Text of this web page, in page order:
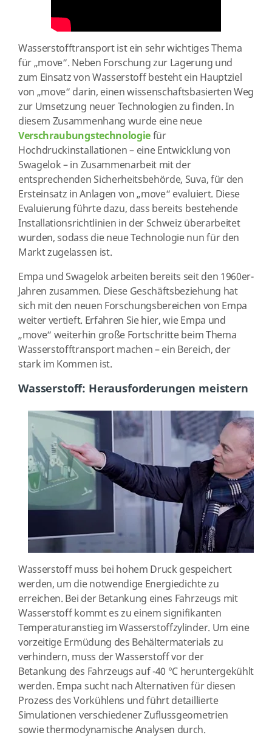
Wasserstofftransport ist ein sehr wichtiges Thema
für „move“. Neben Forschung zur Lagerung und
zum Einsatz von Wasserstoff besteht ein Hauptziel
von „move“ darin, einen wissenschaftsbasierten Weg
zur Umsetzung neuer Technologien zu finden. In
diesem Zusammenhang wurde eine neue
Verschraubungstechnologiefür
Hochdruckinstallationen – eine Entwicklung von
Swagelok – in Zusammenarbeit mit der
entsprechenden Sicherheitsbehörde, Suva, für den
Ersteinsatz in Anlagen von „move“ evaluiert. Diese
Evaluierung führte dazu, dass bereits bestehende
Installationsrichtlinien in der Schweiz überarbeitet
wurden, sodass die neue Technologie nun für den
Markt zugelassen ist.
Empa und Swagelok arbeiten bereits seit den 1960er-
Jahren zusammen. Diese Geschäftsbeziehung hat
sich mit den neuen Forschungsbereichen von Empa
weiter vertieft. Erfahren Sie hier, wie Empa und
„move“ weiterhin große Fortschritte beim Thema
Wasserstofftransport machen – ein Bereich, der
stark im Kommen ist.
Wasserstoff: Herausforderungen meistern
Wasserstoff muss bei hohem Druck gespeichert
werden, um die notwendige Energiedichte zu
erreichen. Bei der Betankung eines Fahrzeugs mit
Wasserstoff kommt es zu einem signifikanten
Temperaturanstieg im Wasserstoffzylinder. Um eine
vorzeitige Ermüdung des Behältermaterials zu
verhindern, muss der Wasserstoff vor der
Betankung des Fahrzeugs auf -40 °C heruntergekühlt
werden. Empa sucht nach Alternativen für diesen
Prozess des Vorkühlens und führt detaillierte
Simulationen verschiedener Zuflussgeometrien
sowie thermodynamische Analysen durch.